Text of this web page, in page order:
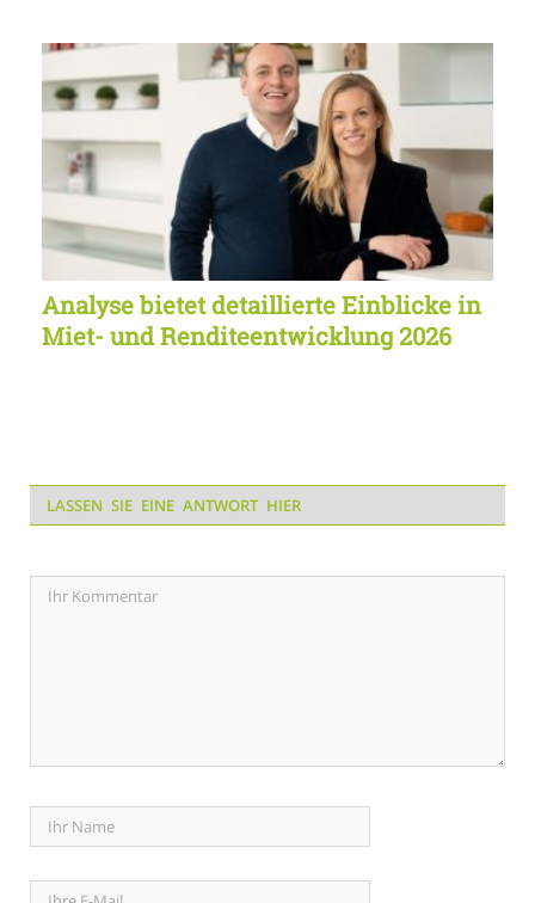
Analyse bietet detaillierte Einblicke in
Miet- und Renditeentwicklung 2026
LASSEN SIE EINE ANTWORT HIER